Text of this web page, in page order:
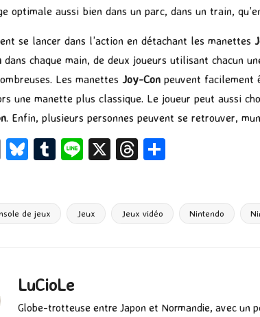
optimale aussi bien dans un parc, dans un train,
se lancer dans l’action en détachant les manettes
dans chaque main, de deux joueurs utilisant chacun
Les manettes Joy-Con peuvent facilement
une manette plus classique. Le joueur peut aussi
. Enfin, plusieurs personnes peuvent se retrouver,
E
l
Bl
ky
T
bl
Li X
T
ds g
de jeux Jeux Jeux vidéo Nintendo
LuCioLe
Globe-trotteuse entre Japon et Normandie, avec un